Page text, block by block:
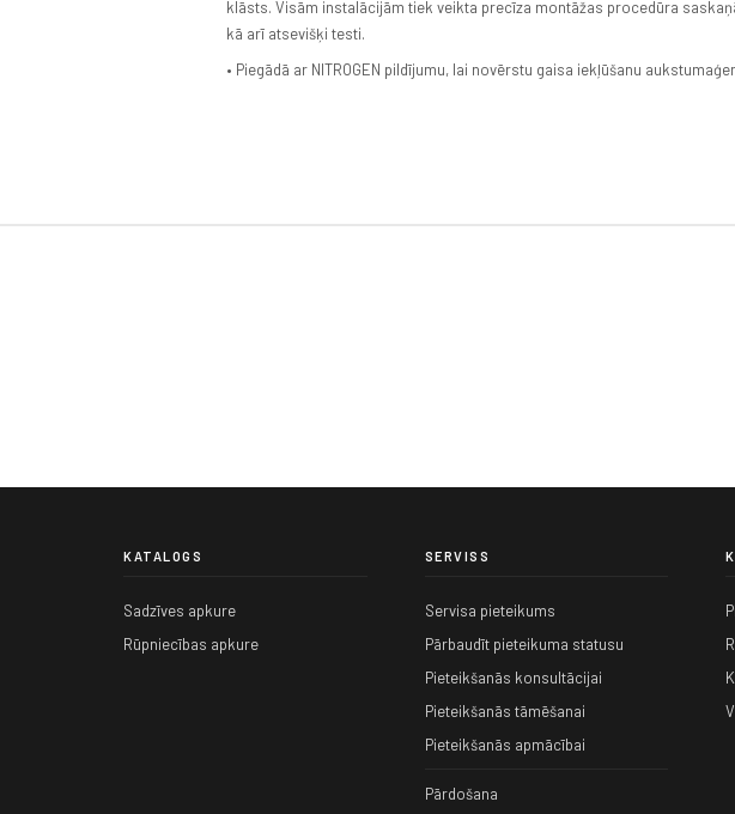
klāsts. Visām instalācijām tiek veikta precīza montāžas procedūra
kā arī atsevišķi testi.
• Piegādā ar NITROGEN pildījumu, lai novērstu gaisa iekļūšanu
KATALOGS
Sadzīves apkure
Rūpniecības apkure
SERVISS
Servisa pieteikums
Pārbaudīt pieteikuma statusu
Pieteikšanās konsultācijai
Pieteikšanās tāmēšanai
Pieteikšanās apmācībai
Pārdošana